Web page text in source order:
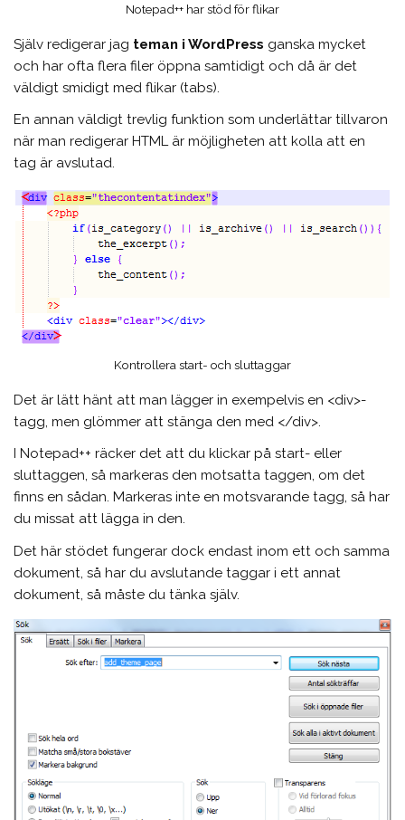
Notepad++ har stöd för flikar
Själv redigerar jag teman i WordPress ganska mycket
och har ofta flera filer öppna samtidigt och då är det
väldigt smidigt med flikar (tabs).
En annan väldigt trevlig funktion som underlättar tillvaron
när man redigerar HTML är möjligheten att kolla att en
tag är avslutad.
Kontrollera start- och sluttaggar
Det är lätt hänt att man lägger in exempelvis en <div>-
tagg, men glömmer att stänga den med </div>.
I Notepad++ räcker det att du klickar på start- eller
sluttaggen, så markeras den motsatta taggen, om det
finns en sådan. Markeras inte en motsvarande tagg, så har
du missat att lägga in den.
Det här stödet fungerar dock endast inom ett och samma
dokument, så har du avslutande taggar i ett annat
dokument, så måste du tänka själv.